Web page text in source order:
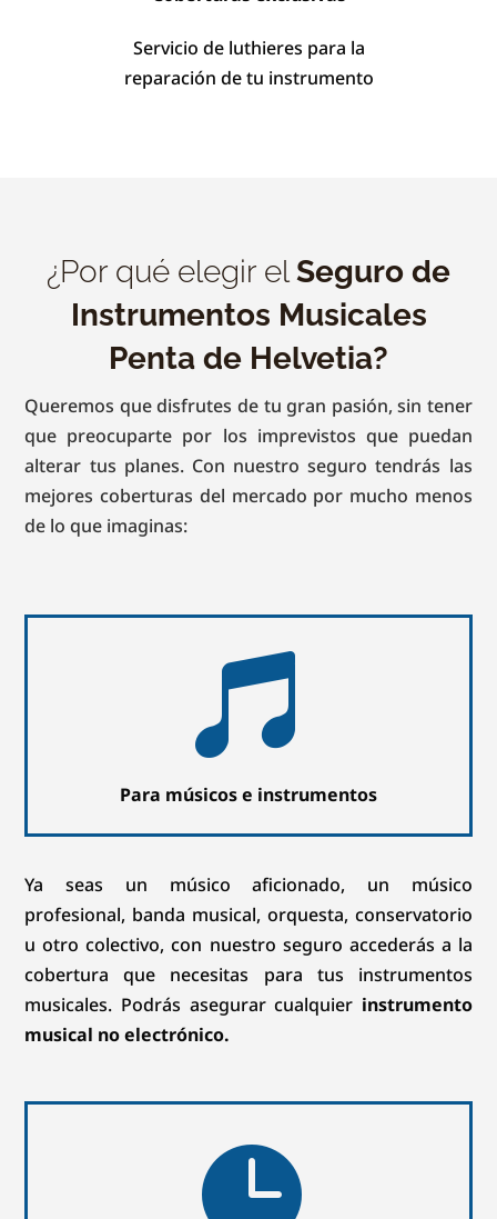
Servicio de luthieres para la
reparación de tu instrumento
¿Por qué elegir elSeguro de
Instrumentos Musicales
Penta de Helvetia?
Queremos que disfrutes de tu gran pasión, sin tener
que preocuparte por los imprevistos que puedan
alterar tus planes. Con nuestro seguro tendrás las
mejores coberturas del mercado por mucho menos
de lo que imaginas:

Para músicos e instrumentos
Ya seas un músico aficionado, un músico
profesional, banda musical, orquesta, conservatorio
u otro colectivo, con nuestro seguro accederás a la
cobertura que necesitas para tus instrumentos
musicales. Podrás asegurar cualquier instrumento
musical no electrónico.
